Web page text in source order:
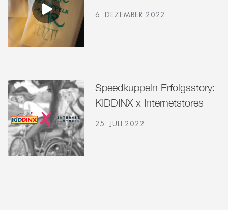
6. DEZEMBER 2022
Speedkuppeln Erfolgsstory:
KIDDINX x Internetstores
25. JULI 2022